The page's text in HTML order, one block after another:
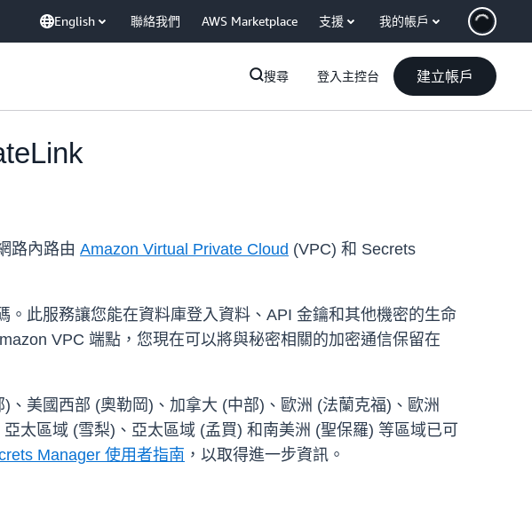
English 聯絡我們 AWS Marketplace 支援 我的帳戶
搜尋 登入主控台 建立帳戶
路內路由 Amazon Virtual Private Cloud (VPC) 和 Secrets
此服務讓您能在資料庫登入資料、API 金鑰和其他機密的生命
VPC 端點，您現在可以將與秘密相關的加密通信保留在
美國西部 (奧勒岡)、加拿大 (中部)、歐洲 (法蘭克福)、歐洲
太區域 (雪梨)、亞太區域 (孟買) 和南美洲 (聖保羅) 等區域已可
Manager 使用者指南 ，以取得進一步資訊。